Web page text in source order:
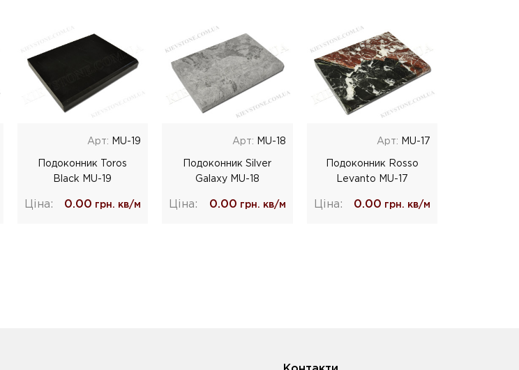
Арт: MU-19
Подоконник Toros
Black MU-19
Ціна: 0.00 грн. кв/м
Арт: MU-18
Подоконник Silver
Galaxy MU-18
Ціна: 0.00 грн. кв/м
Арт: MU-17
Подоконник Rosso
Levanto MU-17
Ціна: 0.00 грн. кв/м